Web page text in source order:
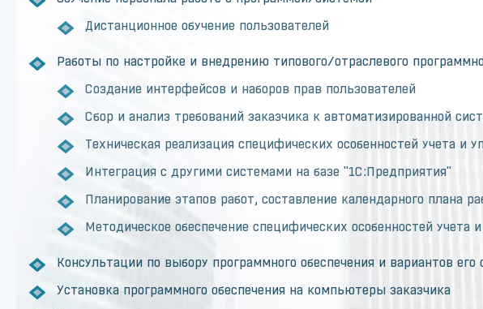
Дистанционное обучение пользователей
Работы по настройке и внедрению типового/отраслевого
Создание интерфейсов и наборов прав пользователей
Сбор и анализ требований заказчика к автоматизированной
Техническая реализация специфических особенностей учета и
Интеграция с другими системами на базе "1С:Предприятия"
Планирование этапов работ, составление календарного плана
Методическое обеспечение специфических особенностей
Консультации по выбору программного обеспечения и вариантов его
Установка программного обеспечения на компьютеры заказчика